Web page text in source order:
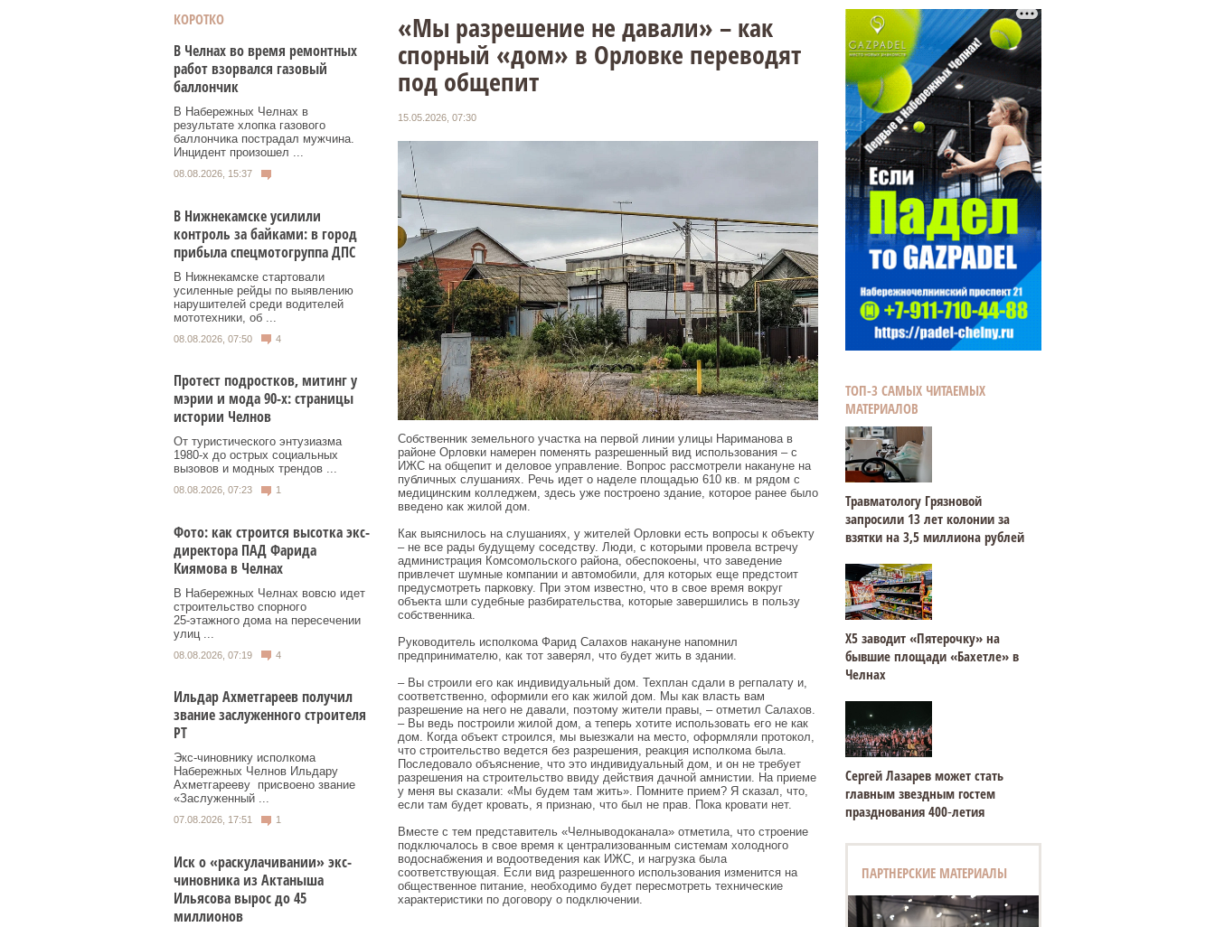
КОРОТКО
В Челнах во время ремонтных
работ взорвался газовый
баллончик
В Набережных Челнах в
результате хлопка газового
баллончика пострадал мужчина.
Инцидент произошел ...
08.08.2026, 15:37
В Нижнекамске усилили
контроль за байками: в город
прибыла спецмотогруппа ДПС
В Нижнекамске стартовали
усиленные рейды по выявлению
нарушителей среди водителей
мототехники, об ...
08.08.2026, 07:50 4
Протест подростков, митинг у
мэрии и мода 90-х: страницы
истории Челнов
От туристического энтузиазма
1980‑х до острых социальных
вызовов и модных трендов ...
08.08.2026, 07:23 1
Фото: как строится высотка экс-
директора ПАД Фарида
Киямова в Челнах
В Набережных Челнах вовсю идет
строительство спорного
25‑этажного дома на пересечении
улиц ...
08.08.2026, 07:19 4
Ильдар Ахметгареев получил
звание заслуженного строителя
РТ
Экс‑чиновнику исполкома
Набережных Челнов Ильдару
Ахметгарееву присвоено звание
«Заслуженный ...
07.08.2026, 17:51 1
Иск о «раскулачивании» экс-
чиновника из Актаныша
Ильясова вырос до 45
миллионов
«Мы разрешение не давали» – как
спорный «дом» в Орловке переводят
под общепит
15.05.2026, 07:30
Собственник земельного участка на первой линии улицы Нариманова в
районе Орловки намерен поменять разрешенный вид использования – с
ИЖС на общепит и деловое управление. Вопрос рассмотрели накануне на
публичных слушаниях. Речь идет о наделе площадью 610 кв. м рядом с
медицинским колледжем, здесь уже построено здание, которое ранее было
введено как жилой дом.
Как выяснилось на слушаниях, у жителей Орловки есть вопросы к объекту
– не все рады будущему соседству. Люди, с которыми провела встречу
администрация Комсомольского района, обеспокоены, что заведение
привлечет шумные компании и автомобили, для которых еще предстоит
предусмотреть парковку. При этом известно, что в свое время вокруг
объекта шли судебные разбирательства, которые завершились в пользу
собственника.
Руководитель исполкома Фарид Салахов накануне напомнил
предпринимателю, как тот заверял, что будет жить в здании.
– Вы строили его как индивидуальный дом. Техплан сдали в регпалату и,
соответственно, оформили его как жилой дом. Мы как власть вам
разрешение на него не давали, поэтому жители правы, – отметил Салахов.
– Вы ведь построили жилой дом, а теперь хотите использовать его не как
дом. Когда объект строился, мы выезжали на место, оформляли протокол,
что строительство ведется без разрешения, реакция исполкома была.
Последовало объяснение, что это индивидуальный дом, и он не требует
разрешения на строительство ввиду действия дачной амнистии. На приеме
у меня вы сказали: «Мы будем там жить». Помните прием? Я сказал, что,
если там будет кровать, я признаю, что был не прав. Пока кровати нет.
Вместе с тем представитель «Челныводоканала» отметила, что строение
подключалось в свое время к централизованным системам холодного
водоснабжения и водоотведения как ИЖС, и нагрузка была
соответствующая. Если вид разрешенного использования изменится на
общественное питание, необходимо будет пересмотреть технические
характеристики по договору о подключении.
ТОП-3 САМЫХ ЧИТАЕМЫХ
МАТЕРИАЛОВ
Травматологу Грязновой
запросили 13 лет колонии за
взятки на 3,5 миллиона рублей
Х5 заводит «Пятерочку» на
бывшие площади «Бахетле» в
Челнах
Сергей Лазарев может стать
главным звездным гостем
празднования 400‑летия
ПАРТНЕРСКИЕ МАТЕРИАЛЫ